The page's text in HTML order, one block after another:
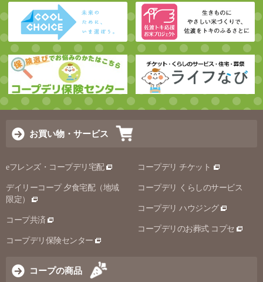
お買い物・サービス
eフレンズ・コープデリ宅配
デイリーコープ 夕食宅配（地域
限定）
コープ共済
コープデリ保険センター
コープデリ チケット
コープデリ くらしのサービス
コープデリ ハウジング
コープデリのお葬式 コプセ
コープの商品